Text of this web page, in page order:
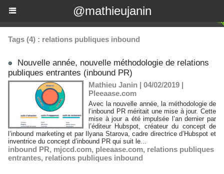
@mathieujanin
Tags (4) : relations publiques inbound
Nouvelle année, nouvelle méthodologie de relations
publiques entrantes (inbound PR)
Mathieu Janin | 04/02/2019 |
Pleeaase.com
Avec la nouvelle année, la méthodologie de
l’inbound PR méritait une mise à jour. Cette
mise à jour a été impulsée l’an dernier par
l’éditeur Hubspot, créateur du concept de
l’inbound marketing et par Ilyana Starova, cadre directrice d’Hubspot et
inventrice du concept d’inbound PR qui suit le...
inbound PR, mjccd.com, pleeaase.com, relations publiques
entrantes, relations publiques inbound